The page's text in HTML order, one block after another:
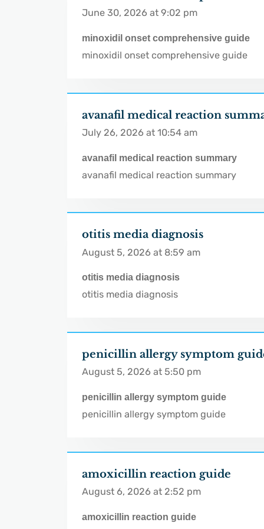
June 30, 2026 at 9:02 pm
minoxidil onset comprehensive guide
minoxidil onset comprehensive guide
avanafil medical reaction
July 26, 2026 at 10:54 am
avanafil medical reaction summary
avanafil medical reaction summary
otitis media diagnosis
August 5, 2026 at 8:59 am
otitis media diagnosis
otitis media diagnosis
penicillin allergy symptom
August 5, 2026 at 5:50 pm
penicillin allergy symptom guide
penicillin allergy symptom guide
amoxicillin reaction guide
August 6, 2026 at 2:52 pm
amoxicillin reaction guide